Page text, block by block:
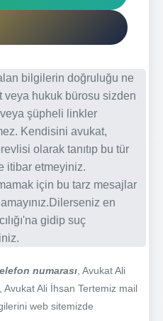
bilgilerin doğruluğu ne
hukuk bürosu sizden
şüpheli linkler
Kendisini avukat,
olarak tanıtıp bu tür
itibar etmeyiniz.
için bu tarz mesajlar
en
gidip suç
numarası , Avukat Ali
, Avukat Ali İhsan Tertemiz mail
web sitemizde